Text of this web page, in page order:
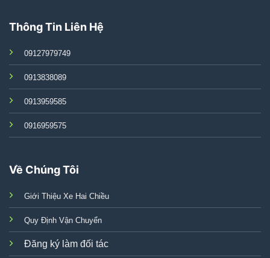
Thông Tin Liên Hệ
09127979749
0913838089
0913959585
0916959575
Về Chúng Tôi
Giới Thiệu Xe Hai Chiều
Quy Định Vận Chuyển
Đăng ký làm đối tác